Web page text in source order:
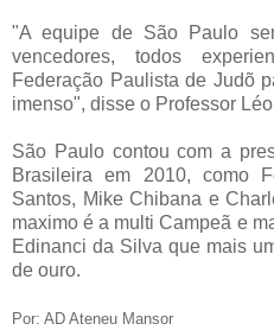
"A equipe de São Paulo
vencedores, todos
Federação Paulista de Judõ
imenso", disse o Professor
São Paulo contou com a
Brasileira em 2010, como
Santos, Mike Chibana e
maximo é a multi Campeã e
Edinanci da Silva que mais
de ouro.
Por: AD Ateneu Mansor